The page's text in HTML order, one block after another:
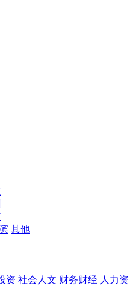
其他
资 社会人文 财务财经 人力资